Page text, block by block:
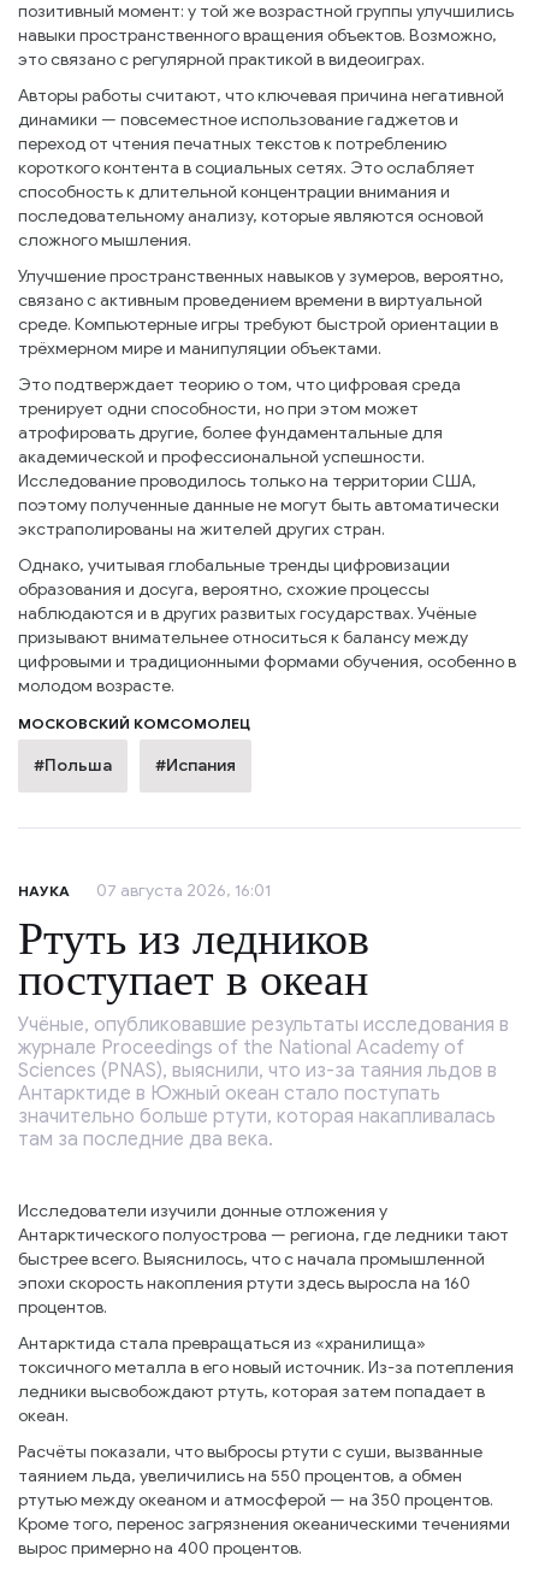
позитивный момент: у той же возрастной группы улучшились
навыки пространственного вращения объектов. Возможно,
это связано с регулярной практикой в видеоиграх.
Авторы работы считают, что ключевая причина негативной
динамики — повсеместное использование гаджетов и
переход от чтения печатных текстов к потреблению
короткого контента в социальных сетях. Это ослабляет
способность к длительной концентрации внимания и
последовательному анализу, которые являются основой
сложного мышления.
Улучшение пространственных навыков у зумеров, вероятно,
связано с активным проведением времени в виртуальной
среде. Компьютерные игры требуют быстрой ориентации в
трёхмерном мире и манипуляции объектами.
Это подтверждает теорию о том, что цифровая среда
тренирует одни способности, но при этом может
атрофировать другие, более фундаментальные для
академической и профессиональной успешности.
Исследование проводилось только на территории США,
поэтому полученные данные не могут быть автоматически
экстраполированы на жителей других стран.
Однако, учитывая глобальные тренды цифровизации
образования и досуга, вероятно, схожие процессы
наблюдаются и в других развитых государствах. Учёные
призывают внимательнее относиться к балансу между
цифровыми и традиционными формами обучения, особенно в
молодом возрасте.
МОСКОВСКИЙ КОМСОМОЛЕЦ
#Польша #Испания
НАУКА 07 августа 2026, 16:01
Ртуть из ледников
поступает в океан
Учёные, опубликовавшие результаты исследования в
журнале Proceedings of the National Academy of
Sciences (PNAS), выяснили, что из-за таяния льдов в
Антарктиде в Южный океан стало поступать
значительно больше ртути, которая накапливалась
там за последние два века.
Исследователи изучили донные отложения у
Антарктического полуострова — региона, где ледники тают
быстрее всего. Выяснилось, что с начала промышленной
эпохи скорость накопления ртути здесь выросла на 160
процентов.
Антарктида стала превращаться из «хранилища»
токсичного металла в его новый источник. Из-за потепления
ледники высвобождают ртуть, которая затем попадает в
океан.
Расчёты показали, что выбросы ртути с суши, вызванные
таянием льда, увеличились на 550 процентов, а обмен
ртутью между океаном и атмосферой — на 350 процентов.
Кроме того, перенос загрязнения океаническими течениями
вырос примерно на 400 процентов.